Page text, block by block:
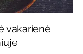
vakarienė